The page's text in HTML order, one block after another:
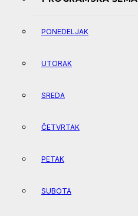
PONEDELJAK
UTORAK
SREDA
ČETVRTAK
PETAK
SUBOTA